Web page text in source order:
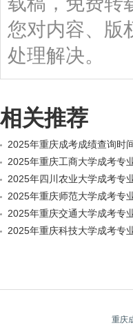
您对内容、版
处理解决。
相关推荐
2025年重庆成考成绩查询时
2025年重庆工商大学成考专
2025年四川农业大学成考专
2025年重庆师范大学成考专
2025年重庆交通大学成考专
2025年重庆科技大学成考专
重庆